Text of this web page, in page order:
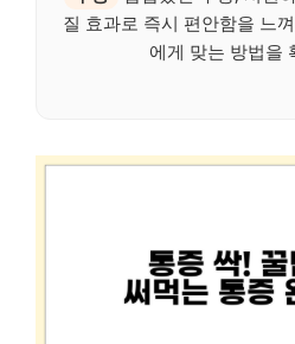
질 효과로 즉시 편안함을 느
에게 맞는 방법을